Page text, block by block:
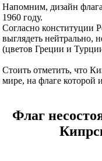
Напомним, дизайн
1960 году.
Согласно конституции
выглядеть нейтрально,
(цветов Греции и
Стоить отметить, что
мире, на флаге которой
Флаг